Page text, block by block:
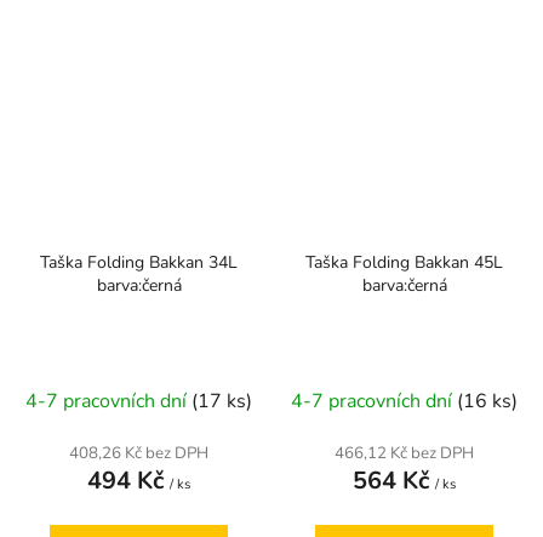
Taška Folding Bakkan 34L
barva:černá
4-7 pracovních dní (17 ks)
408,26 Kč bez DPH
494 Kč / ks
Taška Folding Bakkan 45L
barva:černá
4-7 pracovních dní (16 ks)
466,12 Kč bez DPH
564 Kč / ks